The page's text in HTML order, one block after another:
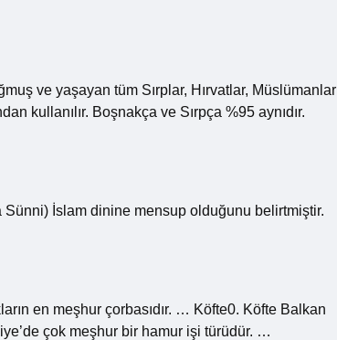
ve yaşayan tüm Sırplar, Hırvatlar, Müslümanlar
kullanılır. Boşnakça ve Sırpça %95 aynıdır.
Sünni) İslam dinine mensup olduğunu belirtmiştir.
en meşhur çorbasıdır. … Köfte0. Köfte Balkan
çok meşhur bir hamur işi türüdür. …